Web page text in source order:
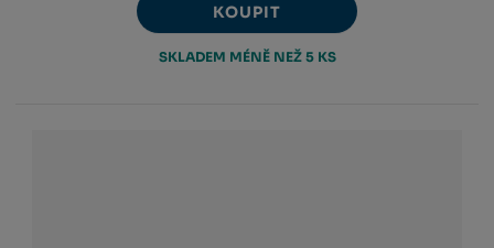
KOUPIT
SKLADEM MÉNĚ NEŽ 5 KS